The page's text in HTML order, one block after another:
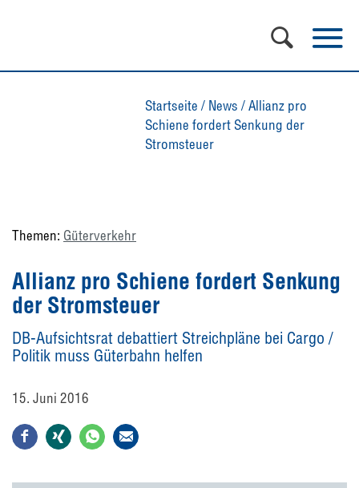
Startseite / News /Allianz pro
Schiene fordert Senkung der
Stromsteuer
Themen: Güterverkehr
Allianz pro Schiene fordert Senkung
der Stromsteuer
DB-Aufsichtsrat debattiert Streichpläne bei Cargo /
Politik muss Güterbahn helfen
15. Juni 2016